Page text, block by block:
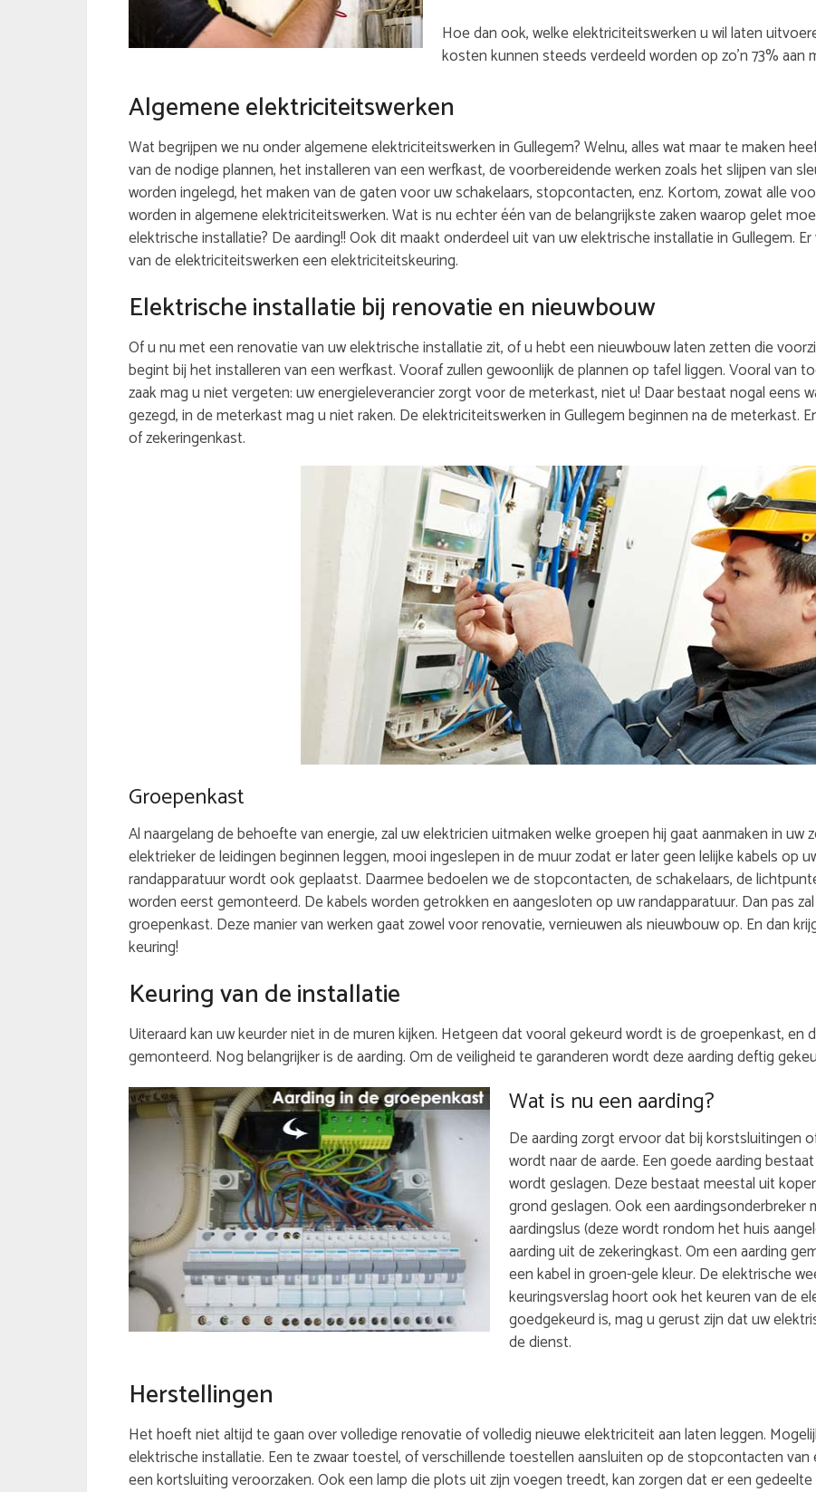
Hoe dan ook, welke elektriciteitswerken u wil laten
kosten kunnen steeds verdeeld worden op zo’n 73% aan
Algemene elektriciteitswerken
Wat begrijpen we nu onder algemene elektriciteitswerken in Gullegem? Welnu, alles wat maar te maken
van de nodige plannen, het installeren van een werfkast, de voorbereidende werken zoals het slijpen van
worden ingelegd, het maken van de gaten voor uw schakelaars, stopcontacten, enz. Kortom, zowat alle
worden in algemene elektriciteitswerken. Wat is nu echter één van de belangrijkste zaken waarop gelet
elektrische installatie? De aarding!! Ook dit maakt onderdeel uit van uw elektrische installatie in Gullegem.
van de elektriciteitswerken een elektriciteitskeuring.
Elektrische installatie bij renovatie en nieuwbouw
Of u nu met een renovatie van uw elektrische installatie zit, of u hebt een nieuwbouw laten zetten die
begint bij het installeren van een werfkast. Vooraf zullen gewoonlijk de plannen op tafel liggen. Vooral van
zaak mag u niet vergeten: uw energieleverancier zorgt voor de meterkast, niet u! Daar bestaat nogal eens
gezegd, in de meterkast mag u niet raken. De elektriciteitswerken in Gullegem beginnen na de meterkast.
of zekeringenkast.
Groepenkast
Al naargelang de behoefte van energie, zal uw elektricien uitmaken welke groepen hij gaat aanmaken in uw
elektrieker de leidingen beginnen leggen, mooi ingeslepen in de muur zodat er later geen lelijke kabels op
randapparatuur wordt ook geplaatst. Daarmee bedoelen we de stopcontacten, de schakelaars, de
worden eerst gemonteerd. De kabels worden getrokken en aangesloten op uw randapparatuur. Dan pas
groepenkast. Deze manier van werken gaat zowel voor renovatie, vernieuwen als nieuwbouw op. En dan
keuring!
Keuring van de installatie
Uiteraard kan uw keurder niet in de muren kijken. Hetgeen dat vooral gekeurd wordt is de groepenkast, en
gemonteerd. Nog belangrijker is de aarding. Om de veiligheid te garanderen wordt deze aarding deftig
Wat is nu een aarding?
De aarding zorgt ervoor dat bij korstsluitingen
wordt naar de aarde. Een goede aarding
wordt geslagen. Deze bestaat meestal uit
grond geslagen. Ook een
aardingslus (deze wordt rondom het huis
aarding uit de zekeringkast. Om een aarding
een kabel in groen-gele kleur. De elektrische
keuringsverslag hoort ook het keuren van de
goedgekeurd is, mag u gerust zijn dat uw
de dienst.
Herstellingen
Het hoeft niet altijd te gaan over volledige renovatie of volledig nieuwe elektriciteit aan laten leggen.
elektrische installatie. Een te zwaar toestel, of verschillende toestellen aansluiten op de stopcontacten van
een kortsluiting veroorzaken. Ook een lamp die plots uit zijn voegen treedt, kan zorgen dat er een